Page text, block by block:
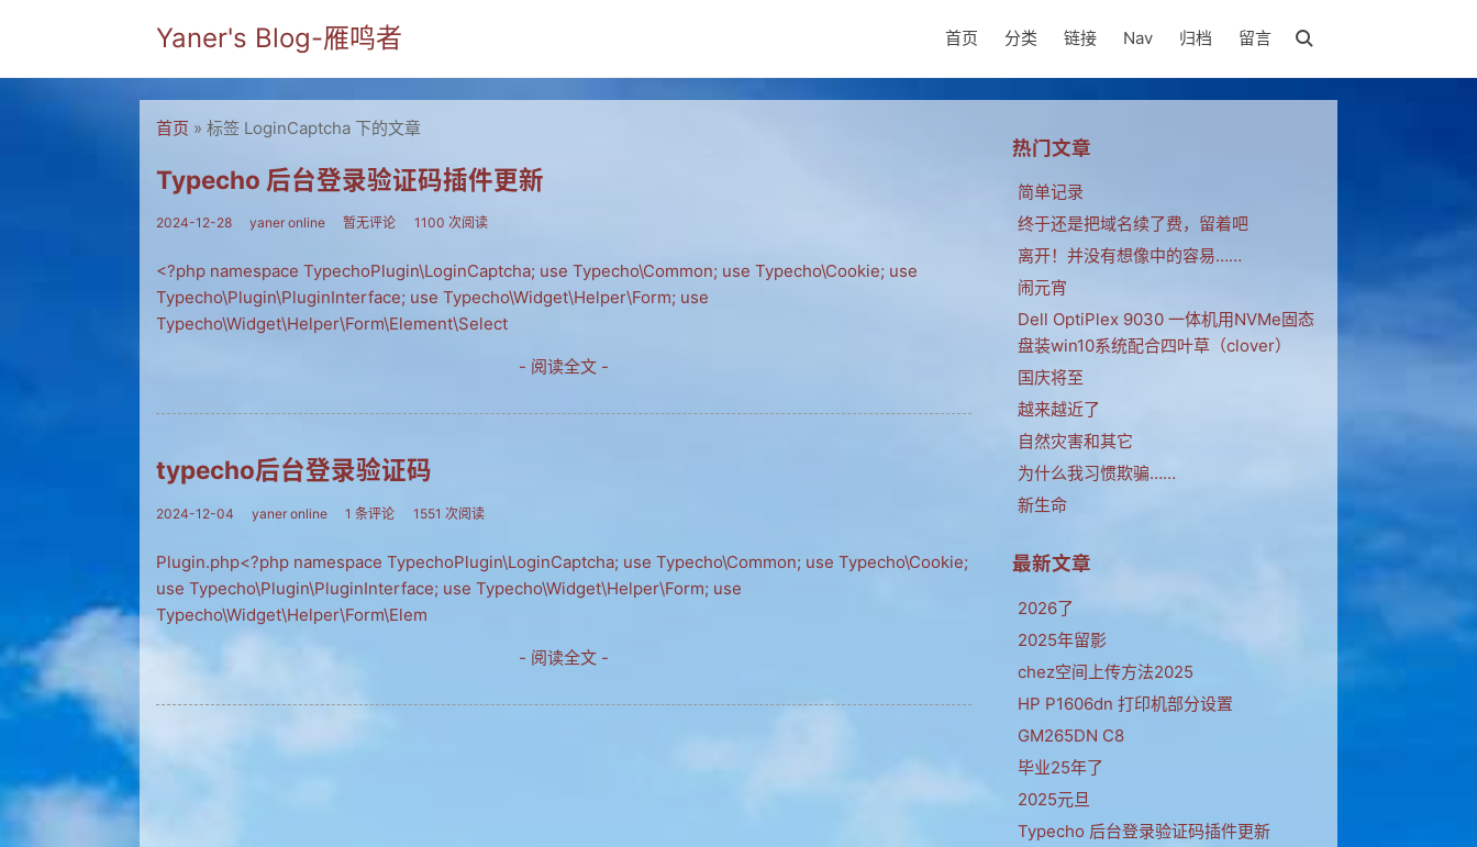
Yaner's Blog-雁鸣者 首页 分类 链接 Nav 归档 留言
首页 » 标签 LoginCaptcha 下的文章
Typecho 后台登录验证码插件更新
2024-12-28 yaner online 暂无评论 1100 次阅读
<?php namespace TypechoPlugin\LoginCaptcha; use Typecho\Common; use Typecho\Cookie; use
Typecho\Plugin\PluginInterface; use Typecho\Widget\Helper\Form; use
Typecho\Widget\Helper\Form\Element\Select
- 阅读全文 -
typecho后台登录验证码
2024-12-04 yaner online 1 条评论 1551 次阅读
Plugin.php<?php namespace TypechoPlugin\LoginCaptcha; use Typecho\Common; use Typecho\Cookie;
use Typecho\Plugin\PluginInterface; use Typecho\Widget\Helper\Form; use
Typecho\Widget\Helper\Form\Elem
- 阅读全文 -
热门文章
简单记录
终于还是把域名续了费，留着吧
离开！并没有想像中的容易……
闹元宵
Dell OptiPlex 9030 一体机用NVMe固态
盘装win10系统配合四叶草（clover）
国庆将至
越来越近了
自然灾害和其它
为什么我习惯欺骗……
新生命
最新文章
2026了
2025年留影
chez空间上传方法2025
HP P1606dn 打印机部分设置
GM265DN C8
毕业25年了
2025元旦
Typecho 后台登录验证码插件更新